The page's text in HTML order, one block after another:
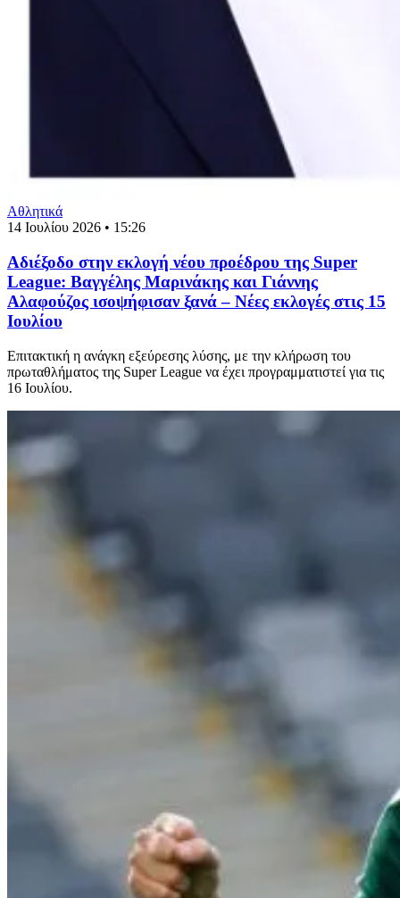
Αθλητικά
14 Ιουλίου 2026 • 15:26
Αδιέξοδο στην εκλογή νέου προέδρου της Super
League: Βαγγέλης Μαρινάκης και Γιάννης
Αλαφούζος ισοψήφισαν ξανά – Νέες εκλογές στις 15
Ιουλίου
Επιτακτική η ανάγκη εξεύρεσης λύσης, με την κλήρωση του
πρωταθλήματος της Super League να έχει προγραμματιστεί για τις
16 Ιουλίου.